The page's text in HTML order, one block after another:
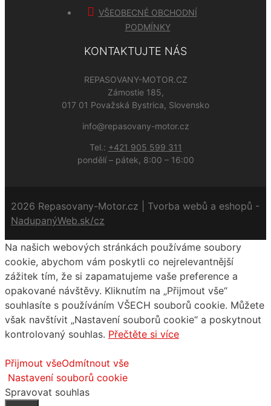
VŠEOBECNÉ OBCHODNÍ
PODMÍNKY
KONTAKTUJTE NÁS
REPASOVANY-MOTOR.CZ
Zámostie 185,
017 01 Považská Bystrica, Slovensko
info@repasovany-motor.cz
Tel.: +421 905 599 311
pondělí – pátek, 8:00 – 16:00
2026 Repasovany-Motor.cz | Tvorba webů a eshopů -
NadupanýWeb.sk/cz
Na našich webových stránkách používáme soubory
cookie, abychom vám poskytli co nejrelevantnější
zážitek tím, že si zapamatujeme vaše preference a
opakované návštěvy. Kliknutím na „Přijmout vše“
souhlasíte s používáním VŠECH souborů cookie. Můžete
však navštívit „Nastavení souborů cookie“ a poskytnout
kontrolovaný souhlas. Přečtěte si více
Přijmout všeOdmítnout vše
Nastavení souborů cookie
Spravovat souhlas